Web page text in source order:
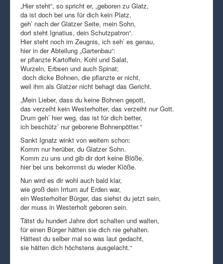
„Hier steht“, so spricht er, „geboren zu Glatz,
da ist doch bei uns für dich kein Platz,
geh’ nach der Glatzer Seite, mein Sohn,
dort steht Ignatius, dein Schutzpatron“.
Hier steht noch im Zeugnis, ich seh’ es genau,
hier in der Abteilung „Gartenbau“:
er pflanzte Kartoffeln, Kohl und Salat,
Wurzeln, Erbsen und auch Spinat;
doch dicke Bohnen, die pflanzte er nicht,
weil ihm als Glatzer nicht behagt das Gericht.
„Mein Lieber, dass du keine Bohnen gepott,
das verzeiht kein Westerholter, das verzeiht nur Gott.
Drum geh’ hier weg, das ist für dich better,
ich beschütz’ nur geborene Bohnenpötter.“
Sankt Ignatz winkt von weitem schon:
Komm nur herüber, du Glatzer Sohn.
Komm zu uns und gib dir dort keine Blöße,
hier bei uns bekommst du wieder Klöße.
Nun wird es dir wohl auch bald klar,
wie groß dein Irrtum auf Erden war,
ein Westerholter Bürger, das siehst du jetzt sein,
der muss in Westerholt geboren sein.
Tätst du hundert Jahre dort schalten und walten,
für einen Bürger hätten sie dich nie gehalten.
Hättest du selber mal so was laut gedacht,
sie hätten dich höchstens ausgelacht.“